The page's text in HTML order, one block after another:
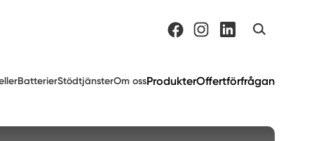
BatterierStödtjänsterOm ossProdukterOffertförfrågan